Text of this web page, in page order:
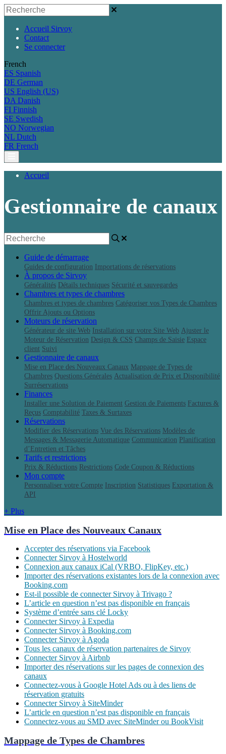
Accueil Sirvoy
Contact
Se connecter
French
ES Spanish
DE German
US English (US)
DA Danish
FI Finnish
SE Swedish
NO Norwegian
NL Dutch
FR French
Accueil
Gestionnaire de canaux
Guide de démarrage
Guides de configuration Importations de réservations
À propos de Sirvoy
Généralités Détails techniques Sécurité et sauvegardes
Chambres et types de chambres
Chambres et types de chambres Catégoriser vos Types de Chambres
Offrir Ajouts ou Options
Moteurs de réservation
Générateur de site Web Installation sur votre Site Web Ajuster le
Moteur de Réservation Design & CSS Champs de Saisie Espace
client Suivi
Gestionnaire de canaux
Mise en Place des Nouveaux Canaux Mappage de Types de
Chambres Questions Générales Actualisation de Prix et Disponibilité
Surréservations
Finances
Installer une Solution de Paiement Gestion de Paiements Factures &
Reçus Comptabilité Taxes & Surtaxes
Réservations
Modifier des Réservations Vue des Réservations Modèles de
Messages & Messagerie Automatique Communication Planification
d’Entretien et Tâches
Tarifs et restrictions
Prix & Réductions Restrictions Code Coupon & Réductions
Mon compte
Personnaliser votre Compte Inscription Statistiques Exportation &
API
+ Plus
Mise en Place des Nouveaux Canaux
Accepter des réservations via Facebook
Connecter Sirvoy à Hostelworld
Connexion aux canaux iCal (VRBO, FlipKey, etc.)
Importer des réservations existantes lors de la connexion avec
Booking.com
Est-il possible de connecter Sirvoy à Trivago ?
L’article en question n’est pas disponible en français
Système d’entrée sans clé Locky
Connecter Sirvoy à Expedia
Connecter Sirvoy à Booking.com
Connecter Sirvoy à Agoda
Tous les canaux de réservation partenaires de Sirvoy
Connecter Sirvoy à Airbnb
Importer des réservations sur les pages de connexion des
canaux
Connectez-vous à Google Hotel Ads ou à des liens de
réservation gratuits
Connecter Sirvoy à SiteMinder
L’article en question n’est pas disponible en français
Connectez-vous au SMD avec SiteMinder ou BookVisit
Mappage de Types de Chambres